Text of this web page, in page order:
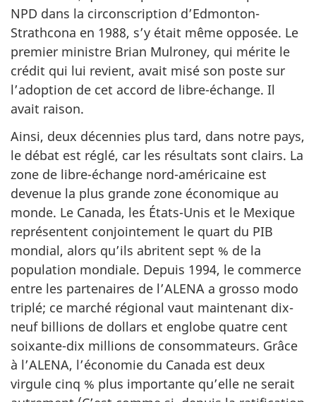
NPD dans la circonscription d’Edmonton-
Strathcona en 1988, s’y était même opposée. Le
premier ministre Brian Mulroney, qui mérite le
crédit qui lui revient, avait misé son poste sur
l’adoption de cet accord de libre-échange. Il
avait raison.
Ainsi, deux décennies plus tard, dans notre pays,
le débat est réglé, car les résultats sont clairs. La
zone de libre-échange nord-américaine est
devenue la plus grande zone économique au
monde. Le Canada, les États-Unis et le Mexique
représentent conjointement le quart du PIB
mondial, alors qu’ils abritent sept % de la
population mondiale. Depuis 1994, le commerce
entre les partenaires de l’ALENA a grosso modo
triplé; ce marché régional vaut maintenant dix-
neuf billions de dollars et englobe quatre cent
soixante-dix millions de consommateurs. Grâce
à l’ALENA, l’économie du Canada est deux
virgule cinq % plus importante qu’elle ne serait